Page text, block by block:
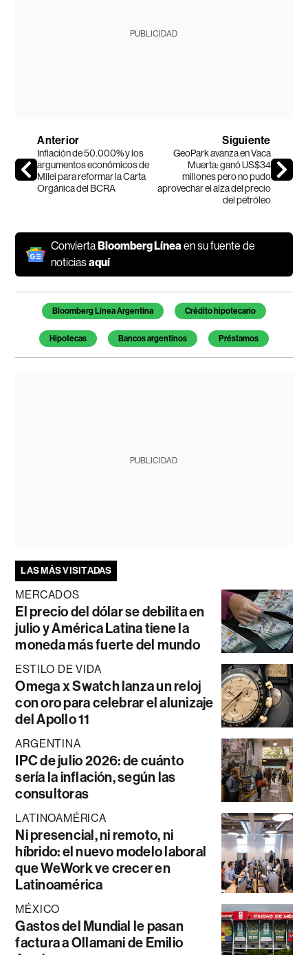
PUBLICIDAD
Anterior
Inflación de 50.000% y los
argumentos económicos de
Milei para reformar la Carta
Orgánica del BCRA
Siguiente
GeoPark avanza en Vaca
Muerta: ganó US$34
millones pero no pudo
aprovechar el alza del precio
del petróleo
ConviertaBloomberg Líneaen su fuente de
noticiasaquí
Temas de este artículo
Bloomberg Línea Argentina Crédito hipotecario
Hipotecas Bancos argentinos Préstamos
PUBLICIDAD
LAS MÁS VISITADAS
MERCADOS
El precio del dólar se debilita en
julio y América Latina tiene la
moneda más fuerte del mundo
ESTILO DE VIDA
Omega x Swatch lanza un reloj
con oro para celebrar el alunizaje
del Apollo 11
ARGENTINA
IPC de julio 2026: de cuánto
sería la inflación, según las
consultoras
LATINOAMÉRICA
Ni presencial, ni remoto, ni
híbrido: el nuevo modelo laboral
que WeWork ve crecer en
Latinoamérica
MÉXICO
Gastos del Mundial le pasan
factura a Ollamani de Emilio